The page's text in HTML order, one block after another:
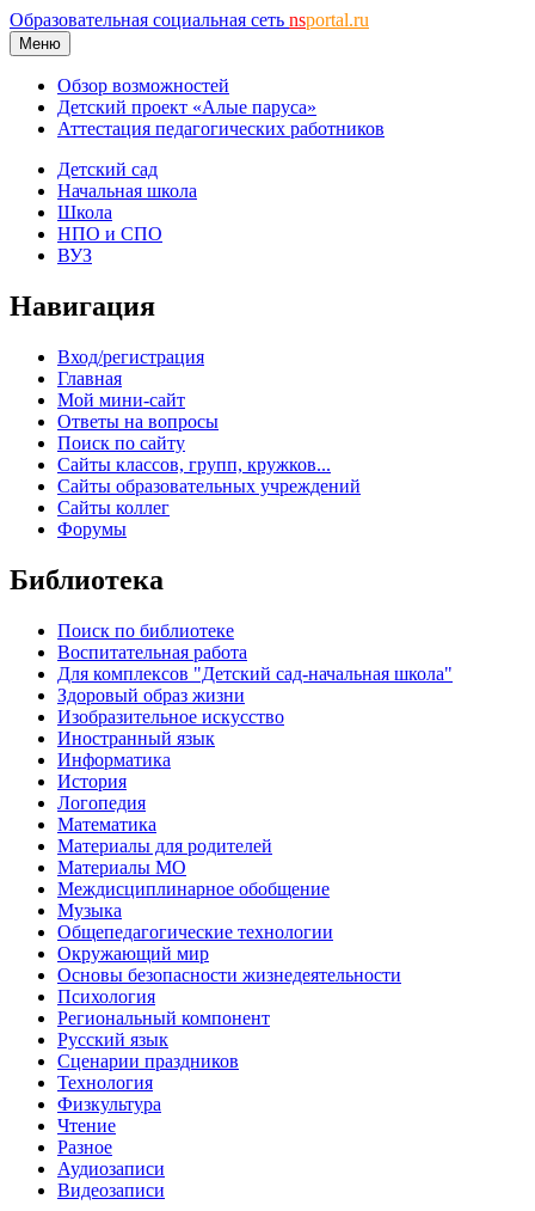
Образовательная социальная сеть nsportal.ru
Меню
Обзор возможностей
Детский проект «Алые паруса»
Аттестация педагогических работников
Детский сад
Начальная школа
Школа
НПО и СПО
ВУЗ
Навигация
Вход/регистрация
Главная
Мой мини-сайт
Ответы на вопросы
Поиск по сайту
Сайты классов, групп, кружков...
Сайты образовательных учреждений
Сайты коллег
Форумы
Библиотека
Поиск по библиотеке
Воспитательная работа
Для комплексов "Детский сад-начальная школа"
Здоровый образ жизни
Изобразительное искусство
Иностранный язык
Информатика
История
Логопедия
Математика
Материалы для родителей
Материалы МО
Междисциплинарное обобщение
Музыка
Общепедагогические технологии
Окружающий мир
Основы безопасности жизнедеятельности
Психология
Региональный компонент
Русский язык
Сценарии праздников
Технология
Физкультура
Чтение
Разное
Аудиозаписи
Видеозаписи